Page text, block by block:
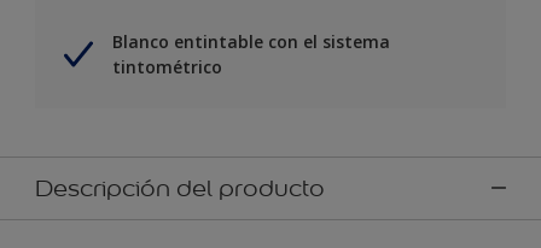
Blanco entintable con el sistema
tintométrico
Descripción del producto